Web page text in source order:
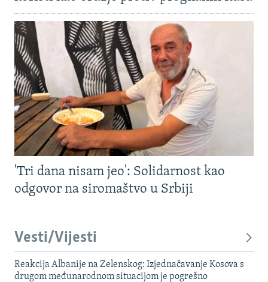
'Tri dana nisam jeo': Solidarnost kao
odgovor na siromaštvo u Srbiji
Vesti/Vijesti
Reakcija Albanije na Zelenskog: Izjednačavanje Kosova s ​​
drugom međunarodnom situacijom je pogrešno